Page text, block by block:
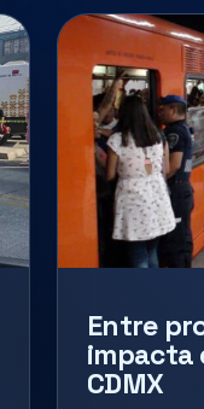
Entre
impacta
CDMX